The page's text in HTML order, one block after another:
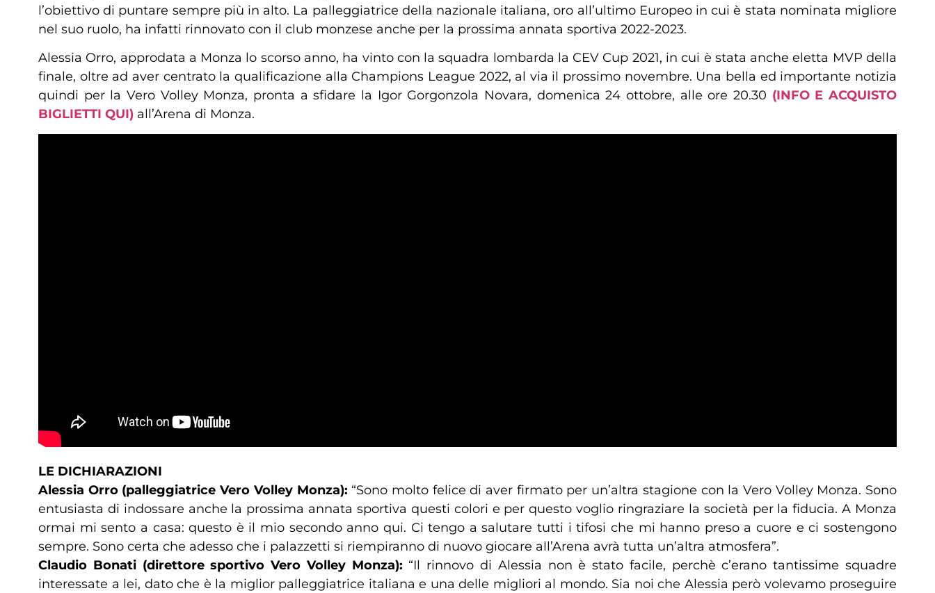
l’obiettivo di puntare sempre più in alto. La palleggiatrice della nazionale italiana, oro all’ultimo Europeo in cui è stata nominata migliore
nel suo ruolo, ha infatti rinnovato con il club monzese anche per la prossima annata sportiva 2022-2023.
Alessia Orro, approdata a Monza lo scorso anno, ha vinto con la squadra lombarda la CEV Cup 2021, in cui è stata anche eletta MVP della
finale, oltre ad aver centrato la qualificazione alla Champions League 2022, al via il prossimo novembre. Una bella ed importante notizia
quindi per la Vero Volley Monza, pronta a sfidare la Igor Gorgonzola Novara, domenica 24 ottobre, alle ore 20.30 (INFO E ACQUISTO
BIGLIETTI QUI) all’Arena di Monza.
LE DICHIARAZIONI
Alessia Orro (palleggiatrice Vero Volley Monza): “Sono molto felice di aver firmato per un’altra stagione con la Vero Volley Monza. Sono
entusiasta di indossare anche la prossima annata sportiva questi colori e per questo voglio ringraziare la società per la fiducia. A Monza
ormai mi sento a casa: questo è il mio secondo anno qui. Ci tengo a salutare tutti i tifosi che mi hanno preso a cuore e ci sostengono
sempre. Sono certa che adesso che i palazzetti si riempiranno di nuovo giocare all’Arena avrà tutta un’altra atmosfera”.
Claudio Bonati (direttore sportivo Vero Volley Monza): “Il rinnovo di Alessia non è stato facile, perchè c’erano tantissime squadre
interessate a lei, dato che è la miglior palleggiatrice italiana e una delle migliori al mondo. Sia noi che Alessia però volevamo proseguire